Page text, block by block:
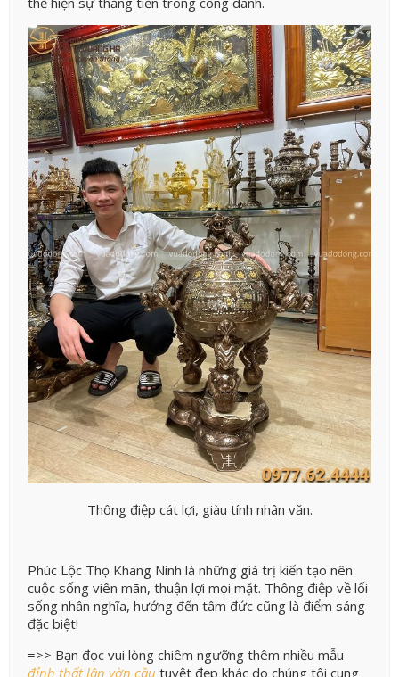
Thông điệp cát lợi, giàu tính nhân văn.
Phúc Lộc Thọ Khang Ninh là những giá trị kiến tạo nên
cuộc sống viên mãn, thuận lợi mọi mặt. Thông điệp về lối
sống nhân nghĩa, hướng đến tâm đức cũng là điểm sáng
đặc biệt!
=>> Bạn đọc vui lòng chiêm ngưỡng thêm nhiều mẫu
đỉnh thất lân vờn cầu tuyệt đẹp khác do chúng tôi cung